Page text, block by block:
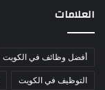
العلامات
أفضل وظائف في الكويت
التوظيف في الكويت